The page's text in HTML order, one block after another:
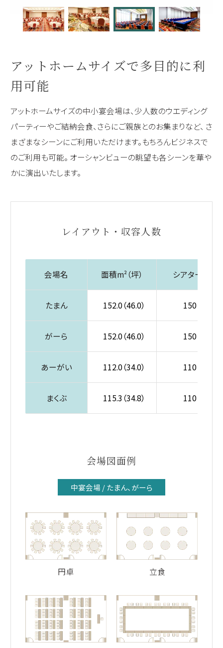
アットホームサイズで多目的に利
用可能
アットホームサイズの中小宴会場は、少人数のウエディング
パーティーやご結納会食、さらにご親族とのお集まりなど、 さ
まざまなシーンにご利用いただけます。もちろんビジネスで
のご利用も可能。 オーシャンビューの眺望も各シーンを華や
かに演出いたします。
レイアウト・収容人数
会場名 面積m²（坪） シアター
たまん 152.0（46.0） 150
がーら 152.0（46.0） 150
あーがい 112.0（34.0） 110
まくぶ 115.3（34.8） 110
会場図面例
中宴会場 / たまん、がーら
円卓 立食